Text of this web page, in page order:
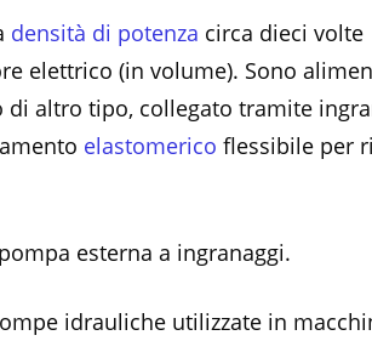
densità di potenza circa dieci volte
elettrico (in volume). Sono
altro tipo, collegato tramite
elastomerico flessibile per
esterna a ingranaggi.
idrauliche utilizzate in